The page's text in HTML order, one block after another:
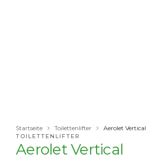
Startseite Toilettenlifter Aerolet Vertical
TOILETTENLIFTER
Aerolet Vertical